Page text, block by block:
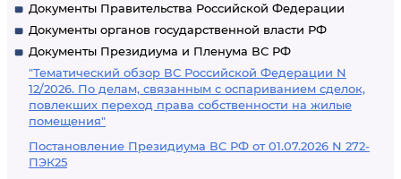
Документы Правительства Российской Федерации
Документы органов государственной власти РФ
Документы Президиума и Пленума ВС РФ
"Тематический обзор ВС Российской Федерации N
12/2026. По делам, связанным с оспариванием сделок,
повлекших переход права собственности на жилые
помещения"
Постановление Президиума ВС РФ от 01.07.2026 N 272-
ПЭК25